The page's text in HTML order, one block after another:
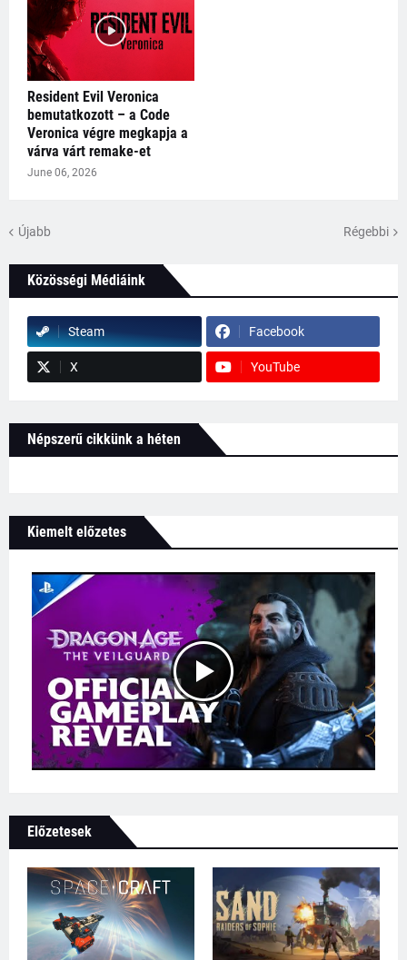
Resident Evil Veronica
bemutatkozott – a Code
Veronica végre megkapja a
várva várt remake-et
June 06, 2026
Újabb Régebbi
Közösségi Médiáink
Steam Facebook
X YouTube
Népszerű cikkünk a héten
Kiemelt előzetes
Előzetesek